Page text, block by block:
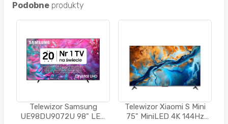
Podobne produkty
Telewizor Samsung
UE98DU9072U 98" LED
Telewizor Xiaomi S Mini
75" MiniLED 4K 144Hz